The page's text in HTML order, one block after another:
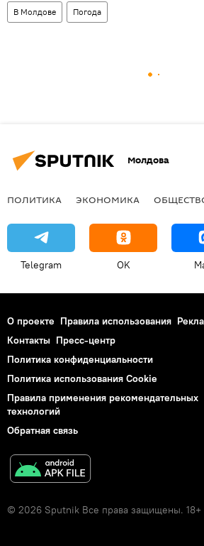
В Молдове Погода
Молдова
ПОЛИТИКА ЭКОНОМИКА
Telegram OK
О проекте Правила использования
Контакты Пресс-центр
Политика конфиденциальности
Политика использования Cookie
Правила применения рекомендательных
технологий
Обратная связь
© 2026 Sputnik Все права защищены. 18+